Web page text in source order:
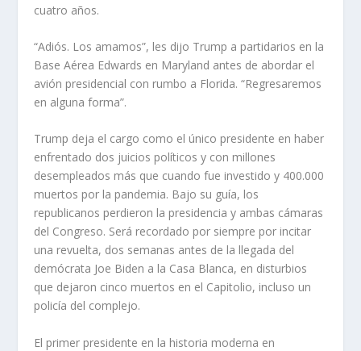
cuatro años.
“Adiós. Los amamos”, les dijo Trump a partidarios en la
Base Aérea Edwards en Maryland antes de abordar el
avión presidencial con rumbo a Florida. “Regresaremos
en alguna forma”.
Trump deja el cargo como el único presidente en haber
enfrentado dos juicios políticos y con millones
desempleados más que cuando fue investido y 400.000
muertos por la pandemia. Bajo su guía, los
republicanos perdieron la presidencia y ambas cámaras
del Congreso. Será recordado por siempre por incitar
una revuelta, dos semanas antes de la llegada del
demócrata Joe Biden a la Casa Blanca, en disturbios
que dejaron cinco muertos en el Capitolio, incluso un
policía del complejo.
El primer presidente en la historia moderna en